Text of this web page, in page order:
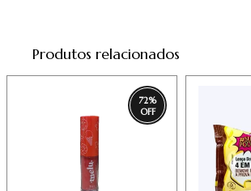
Produtos relacionados
72%